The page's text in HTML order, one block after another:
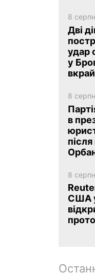
en
8
Дві
удар
у
8
в
8
США